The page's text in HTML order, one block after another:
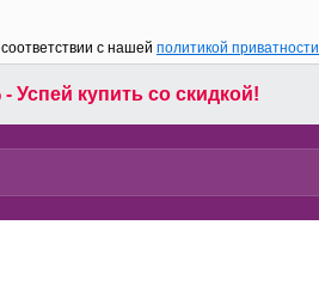
с нашей политикой приватности
Успей купить со скидкой!